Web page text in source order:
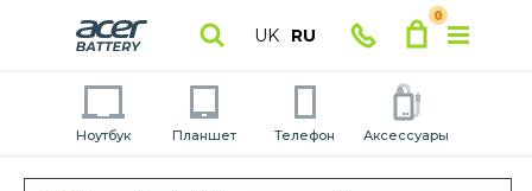
UK RU
0
Ноутбук Планшет Телефон Аксессуары